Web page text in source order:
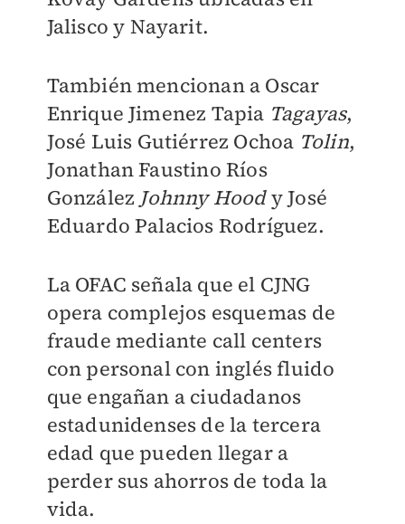
Jalisco y Nayarit.
También mencionan a Oscar
Enrique Jimenez Tapia Tagayas,
José Luis Gutiérrez Ochoa Tolin,
Jonathan Faustino Ríos
GonzálezJohnny Hoody José
Eduardo Palacios Rodríguez.
La OFAC señala que el CJNG
opera complejos esquemas de
fraude mediante call centers
con personal con inglés fluido
que engañan a ciudadanos
estadunidenses de la tercera
edad que pueden llegar a
perder sus ahorros de toda la
vida.